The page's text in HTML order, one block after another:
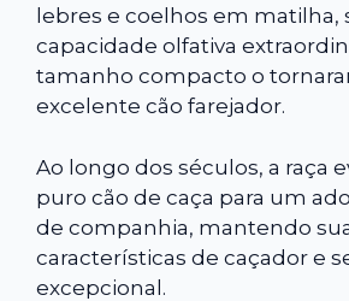
lebres e coelhos em matilha,
capacidade olfativa
tamanho compacto o
excelente cão farejador.
Ao longo dos séculos, a raça
puro cão de caça para um
de companhia, mantendo
características de caçador e
excepcional.